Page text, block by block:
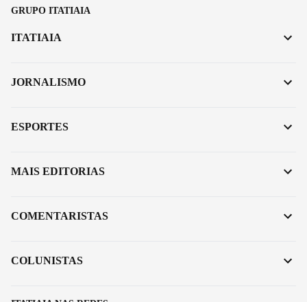
GRUPO ITATIAIA
ITATIAIA
JORNALISMO
ESPORTES
MAIS EDITORIAS
COMENTARISTAS
COLUNISTAS